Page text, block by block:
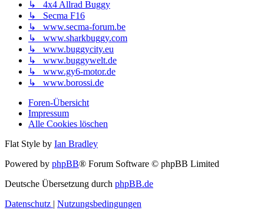
↳ 4x4 Allrad Buggy
↳ Secma F16
↳ www.secma-forum.be
↳ www.sharkbuggy.com
↳ www.buggycity.eu
↳ www.buggywelt.de
↳ www.gy6-motor.de
↳ www.borossi.de
Foren-Übersicht
Impressum
Alle Cookies löschen
Flat Style by Ian Bradley
Powered by phpBB® Forum Software © phpBB Limited
Deutsche Übersetzung durch phpBB.de
Datenschutz | Nutzungsbedingungen